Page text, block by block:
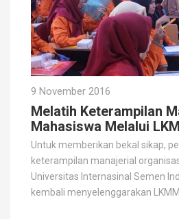
9 November 2016
Melatih Keterampilan
Mahasiswa Melalui
Untuk memberikan bekal sikap,
keterampilan manajerial
Universitas Internasinal Semen
kembali menyelenggarakan